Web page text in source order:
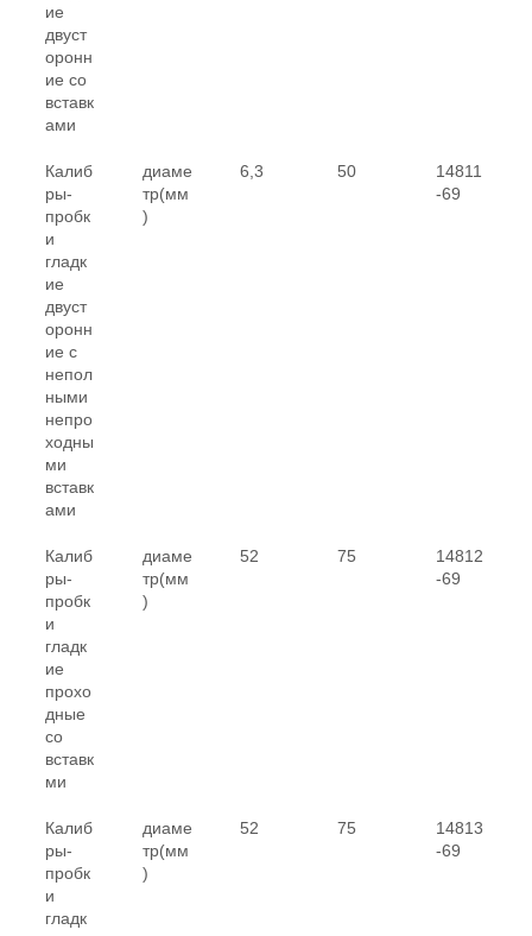
ие
двуст
оронн
ие со
вставк
ами
Калиб
ры-
пробк
и
гладк
ие
двуст
оронн
ие с
непол
ными
непро
ходны
ми
вставк
ами
диаме
тр(мм
)
6,3 50
14811
-69
Калиб
ры-
пробк
и
гладк
ие
прохо
дные
со
вставк
ми
диаме
тр(мм
)
52 75
14812
-69
Калиб
ры-
пробк
и
гладк
диаме
тр(мм
)
52 75
14813
-69